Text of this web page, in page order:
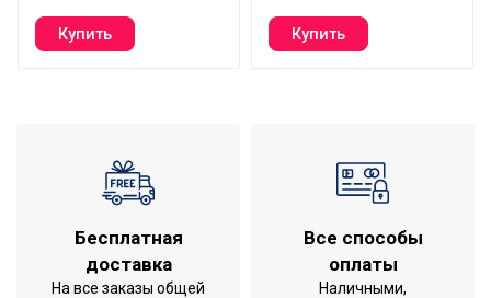
Серия
ESVMC4/С-SF-S
Макс. потребляемая мощность,
2.8
Хладагент
R410a
Wi-Fi модуль
Нет
Бесплатная
доставка
На все заказы общей
Все способы
оплаты
Наличными,